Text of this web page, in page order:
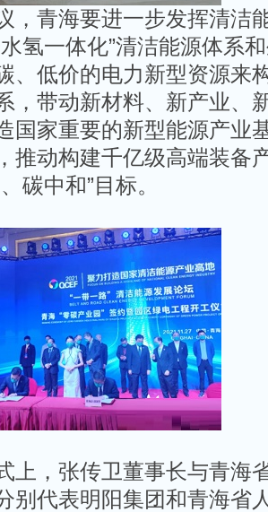
，青海要进一步发挥清洁
氢一体化”清洁能源体系
、低价的电力新型资源来
，带动新材料、新产业、
国家重要的新型能源产业
推动构建千亿级高端装备
碳中和”目标。
上，张传卫董事长与青海
别代表明阳集团和青海省